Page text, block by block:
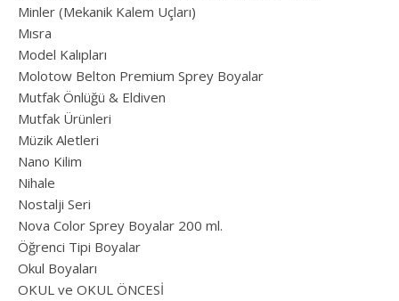
Minler (Mekanik Kalem Uçları)
Mısra
Model Kalıpları
Molotow Belton Premium Sprey Boyalar
Mutfak Önlüğü & Eldiven
Mutfak Ürünleri
Müzik Aletleri
Nano Kilim
Nihale
Nostalji Seri
Nova Color Sprey Boyalar 200 ml.
Öğrenci Tipi Boyalar
Okul Boyaları
OKUL ve OKUL ÖNCESİ